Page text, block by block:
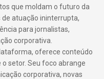
que moldam o futuro da
de atuação ininterrupta,
para jornalistas,
corporativa.
oferece conteúdo
setor. Seu foco abrange
corporativa, novas